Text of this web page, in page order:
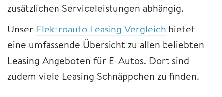
zusätzlichen Serviceleistungen abhängig.
Unser Elektroauto Leasing Vergleich bietet
eine umfassende Übersicht zu allen beliebten
Leasing Angeboten für E-Autos. Dort sind
zudem viele Leasing Schnäppchen zu finden.